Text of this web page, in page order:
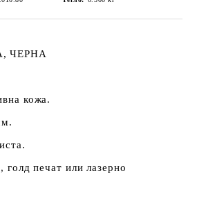
ЧЕРНА
кожа.
голд печат или лазерно